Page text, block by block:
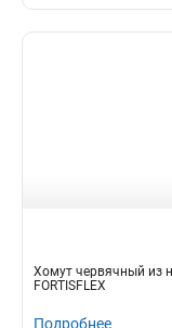
Хомут червячный из
FORTISFLEX
Подробнее